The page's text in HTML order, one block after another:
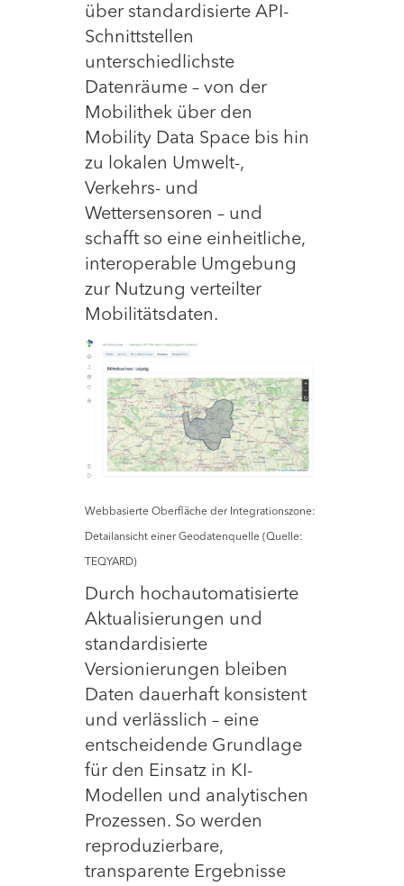
über standardisierte API-
Schnittstellen
unterschiedlichste
Datenräume – von der
Mobilithek über den
Mobility Data Space bis hin
zu lokalen Umwelt-,
Verkehrs- und
Wettersensoren – und
schafft so eine einheitliche,
interoperable Umgebung
zur Nutzung verteilter
Mobilitätsdaten.
Webbasierte Oberfläche der Integrationszone:
Detailansicht einer Geodatenquelle (Quelle:
TEQYARD)
Durch hochautomatisierte
Aktualisierungen und
standardisierte
Versionierungen bleiben
Daten dauerhaft konsistent
und verlässlich – eine
entscheidende Grundlage
für den Einsatz in KI-
Modellen und analytischen
Prozessen. So werden
reproduzierbare,
transparente Ergebnisse